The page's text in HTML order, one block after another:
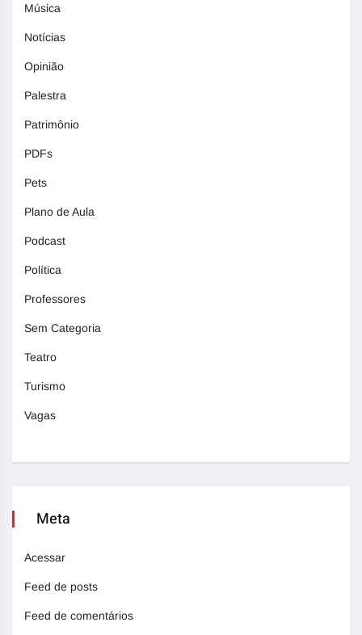
Música
Notícias
Opinião
Palestra
Patrimônio
PDFs
Pets
Plano de Aula
Podcast
Política
Professores
Sem Categoria
Teatro
Turismo
Vagas
Meta
Acessar
Feed de posts
Feed de comentários